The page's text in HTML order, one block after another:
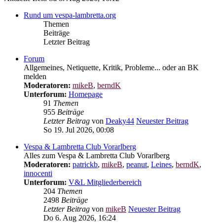
Rund um vespa-lambretta.org
Themen
Beiträge
Letzter Beitrag
Forum
Allgemeines, Netiquette, Kritik, Probleme... oder an BK
melden
Moderatoren: mikeB, berndK
Unterforum: Homepage
91 Themen
955 Beiträge
Letzter Beitrag von Deaky44 Neuester Beitrag
So 19. Jul 2026, 00:08
Vespa & Lambretta Club Vorarlberg
Alles zum Vespa & Lambretta Club Vorarlberg
Moderatoren: patrickb, mikeB, peanut, Leines, berndK,
innocenti
Unterforum: V&L Mitgliederbereich
204 Themen
2498 Beiträge
Letzter Beitrag von mikeB Neuester Beitrag
Do 6. Aug 2026, 16:24